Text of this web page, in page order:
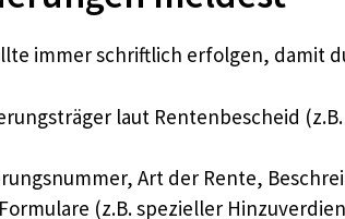
immer schriftlich erfolgen, damit
laut Rentenbescheid
Art der Rente,
(z.B. spezieller